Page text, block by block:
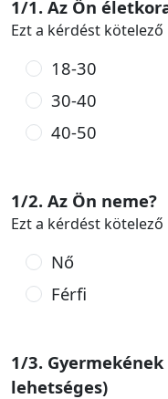
1/1. Az Ön
Ezt a kérdést
18-30
30-40
40-50
1/2. Az Ön neme?
Ezt a kérdést
Nő
Férfi
1/3.
lehetséges)